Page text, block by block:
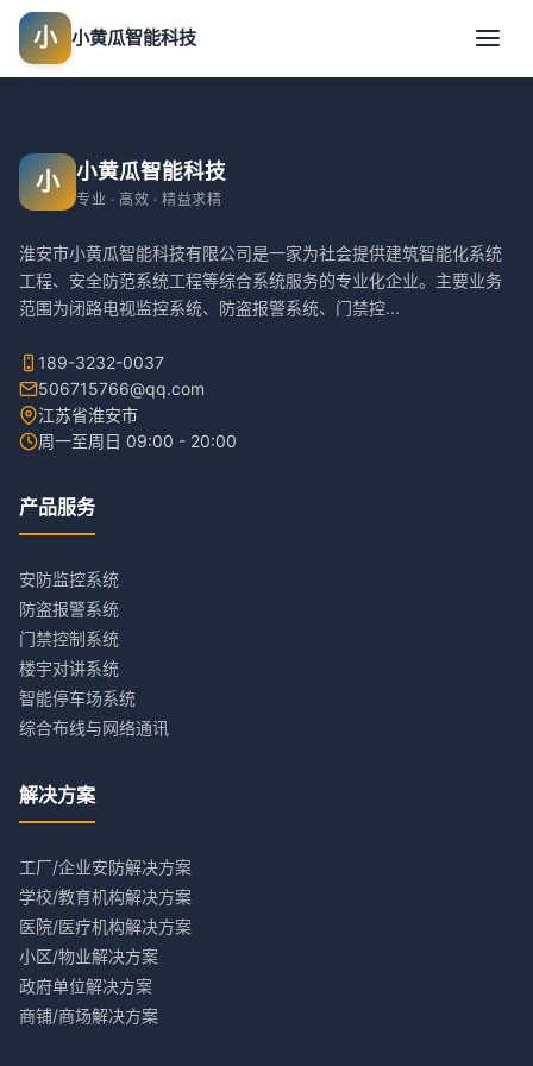
小 小黄瓜智能科技
小 小黄瓜智能科技
专业 · 高效 · 精益求精
淮安市小黄瓜智能科技有限公司是一家为社会提供建筑智能化系统
工程、安全防范系统工程等综合系统服务的专业化企业。主要业务
范围为闭路电视监控系统、防盗报警系统、门禁控...
189-3232-0037
506715766@qq.com
江苏省淮安市
周一至周日 09:00 - 20:00
产品服务
安防监控系统
防盗报警系统
门禁控制系统
楼宇对讲系统
智能停车场系统
综合布线与网络通讯
解决方案
工厂/企业安防解决方案
学校/教育机构解决方案
医院/医疗机构解决方案
小区/物业解决方案
政府单位解决方案
商铺/商场解决方案